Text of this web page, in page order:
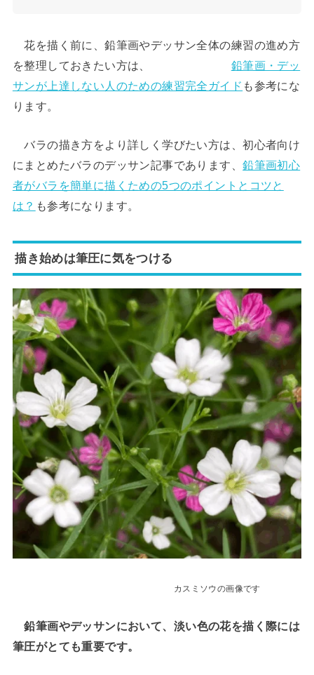
花を描く前に、鉛筆画やデッサン全体の練習の進め方
を整理しておきたい方は、 鉛筆画・デッ
サンが上達しない人のための練習完全ガイド も参考にな
ります。
バラの描き方をより詳しく学びたい方は、初心者向け
にまとめたバラのデッサン記事であります、鉛筆画初心
者がバラを簡単に描くための5つのポイントとコツと
は？ も参考になります。
描き始めは筆圧に気をつける
カスミソウの画像です
鉛筆画やデッサンにおいて、淡い色の花を描く際には
筆圧がとても重要です。